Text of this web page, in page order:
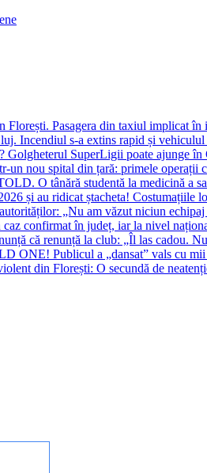
Pasagera din taxiul implicat
Incendiul s-a extins rapid și
Golgheterul SuperLigii poate ajunge în
nou spital din țară: primele operații
O tânără studentă la medicină a
și au ridicat ștacheta! Costumațiile
„Nu am văzut niciun echipaj
confirmat în județ, iar la nivel
că renunță la club: „Îl las cadou.
ONE! Publicul a „dansat” vals cu
din Florești: O secundă de